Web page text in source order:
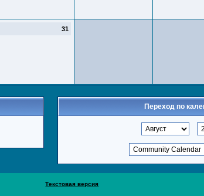
31
Переход по
Текстовая версия